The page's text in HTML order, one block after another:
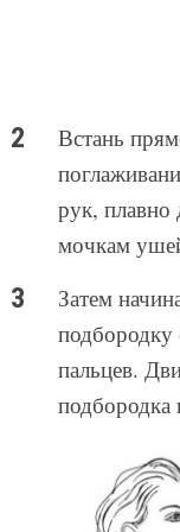
Встань
рук, плавно
мочкам
Затем
пальцев.